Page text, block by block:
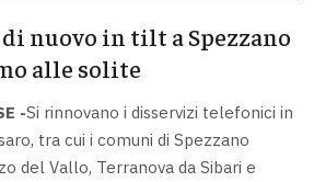
nuovo in tilt a Spezzano
alle solite
-Si rinnovano i disservizi telefonici in
tra cui i comuni di Spezzano
del Vallo, Terranova da Sibari e